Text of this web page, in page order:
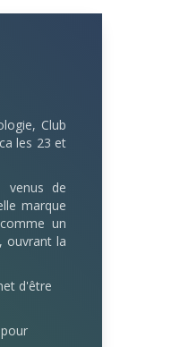
Club
les 23 et
venus de
marque
un
ouvrant la
d'être
pour